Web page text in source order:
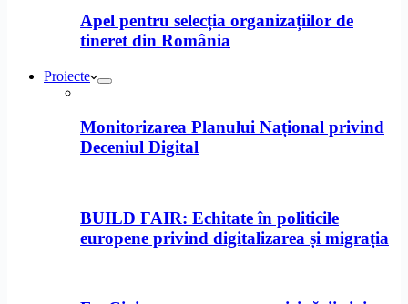
Apel pentru selecția organizațiilor de
tineret din România
Proiecte
Monitorizarea Planului Național privind
Deceniul Digital
BUILD FAIR: Echitate în politicile
europene privind digitalizarea și migrația